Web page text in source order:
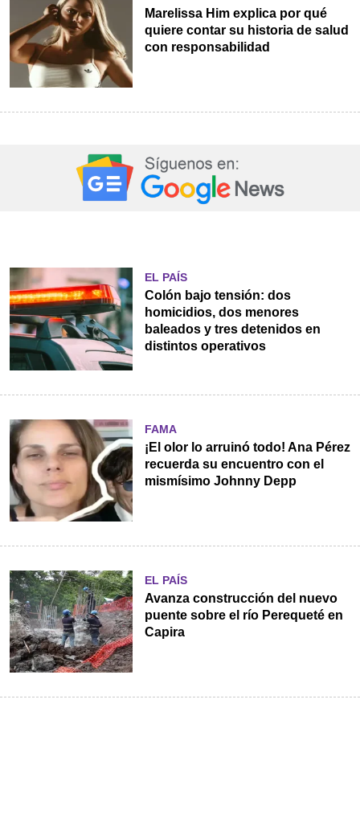
Marelissa Him explica por qué
quiere contar su historia de salud
con responsabilidad
EL PAÍS
Colón bajo tensión: dos
homicidios, dos menores
baleados y tres detenidos en
distintos operativos
FAMA
¡El olor lo arruinó todo! Ana Pérez
recuerda su encuentro con el
mismísimo Johnny Depp
EL PAÍS
Avanza construcción del nuevo
puente sobre el río Perequeté en
Capira